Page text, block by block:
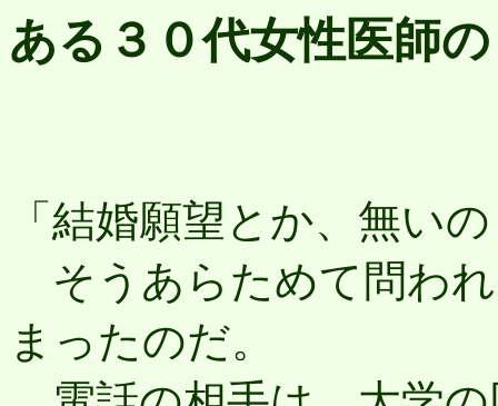
ある３０代女性医師
「結婚願望とか、無い
そうあらためて問わ
まったのだ。